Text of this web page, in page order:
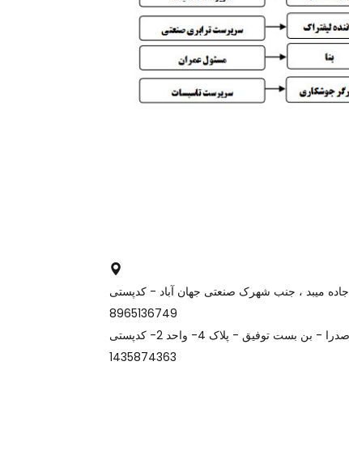
کارخانه و دفتر میبد: یزد، کیلومتر ۱۴ جاده میبد ، جنب شهرک صنعتی جهان آباد - کدپستی
8965136749
دفتـــر تهران: میدان ونک - خیابان ملاصدرا - بن بست توفیق - پلاک 4- واحد 2- کدپستی
1435874363